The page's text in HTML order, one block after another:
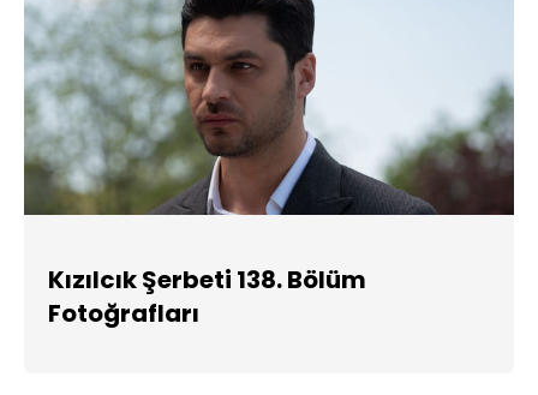
Kızılcık Şerbeti 138. Bölüm
Fotoğrafları